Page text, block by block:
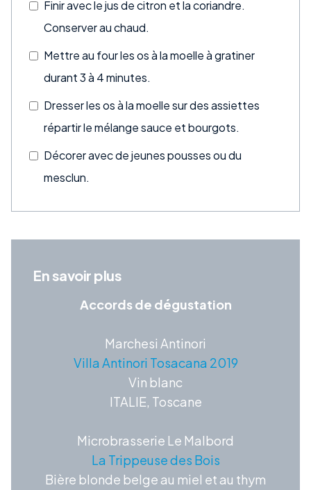
Finir avec le jus de citron et la coriandre.
Conserver au chaud.
Mettre au four les os à la moelle à gratiner
durant 3 à 4 minutes.
Dresser les os à la moelle sur des assiettes
répartir le mélange sauce et bourgots.
Décorer avec de jeunes pousses ou du
mesclun.
En savoir plus
Accords de dégustation
Marchesi Antinori
Villa Antinori Tosacana 2019
Vin blanc
ITALIE, Toscane
Microbrasserie Le Malbord
La Trippeuse des Bois
Bière blonde belge au miel et au thym